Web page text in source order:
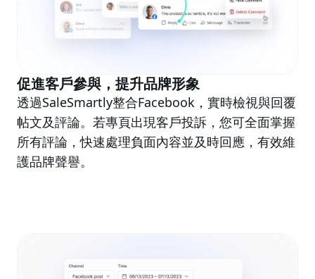
促進客戶參與，提升品牌形象
透過SaleSmartly整合Facebook，實時檢視與回覆
帖文及評論。若專頁出現客戶投訴，您可全面掌握
所有評論，快速處理負面內容並及時回應，有效維
護品牌聲譽。